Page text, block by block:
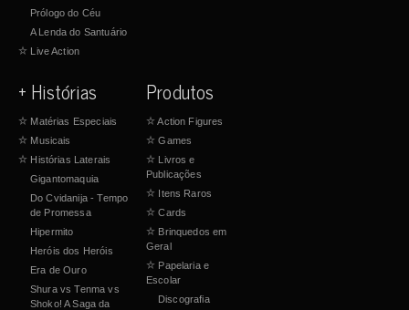
Prólogo do Céu
A Lenda do Santuário
☆ Live Action
+ Histórias
☆ Matérias Especiais
☆ Musicais
☆ Histórias Laterais
Gigantomaquia
Do Cvidanija - Tempo
de Promessa
Hipermito
Heróis dos Heróis
Era de Ouro
Shura vs Tenma vs
Shoko! A Saga da
Produtos
☆Action Figures
☆ Games
☆ Livros e
Publicações
☆ Itens Raros
☆ Cards
☆ Brinquedos em
Geral
☆ Papelaria e
Escolar
Discografia